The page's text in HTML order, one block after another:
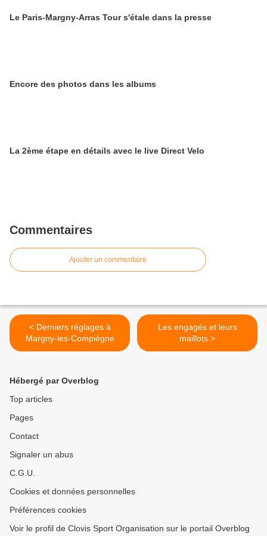
Le Paris-Margny-Arras Tour s'étale dans la presse
Encore des photos dans les albums
La 2ème étape en détails avec le live Direct Velo
Commentaires
Ajouter un commentaire
< Derniers réglages à
Margny-les-Compiègne
Les engagés et leurs
maillots >
Hébergé par Overblog
Top articles
Pages
Contact
Signaler un abus
C.G.U.
Cookies et données personnelles
Préférences cookies
Voir le profil de Clovis Sport Organisation sur le portail Overblog